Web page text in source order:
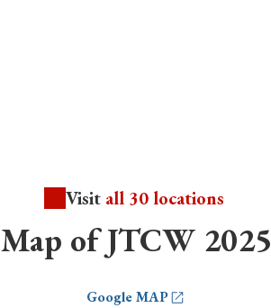
Visit all 30 locations
Map of JTCW 2025
Google MAP